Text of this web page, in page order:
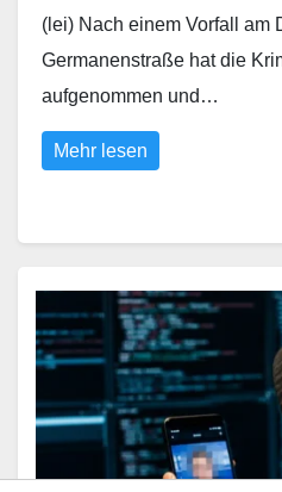
(lei) Nach einem Vorfall am
Germanenstraße hat die
aufgenommen und…
Mehr lesen